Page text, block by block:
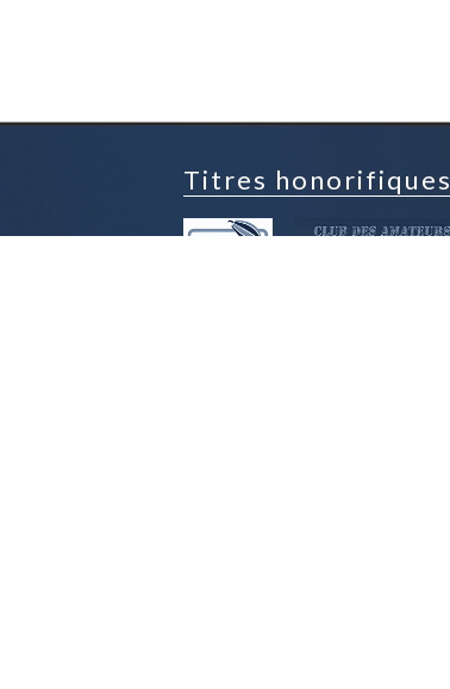
Titres honorifiques